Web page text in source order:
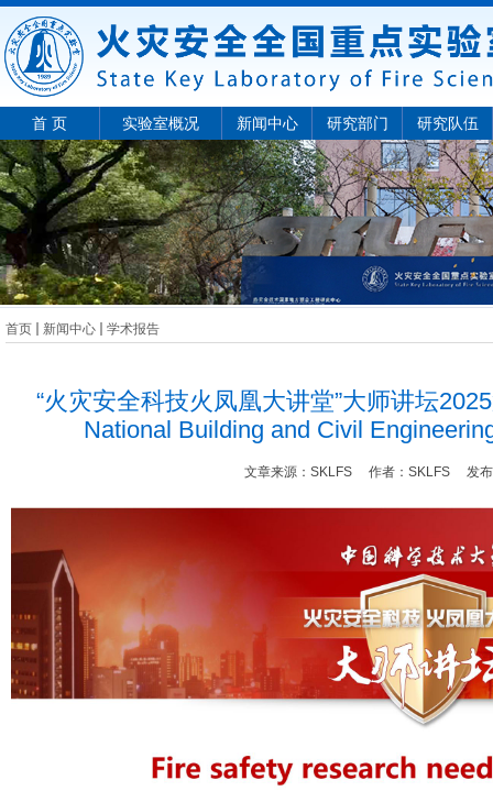
首 页 实验室概况 新闻中心 研究部门 研究队伍
首页 新闻中心 学术报告
“火灾安全科技火凤凰大讲堂”大师讲坛
National Building and Civil
文章来源： SKLFS 作者： SKLFS 发布